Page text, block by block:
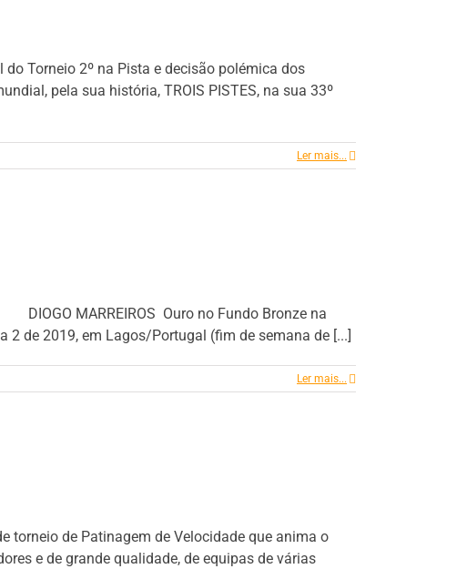
do Torneio 2º na Pista e decisão polémica dos
pela sua história, TROIS PISTES, na sua 33º
Ler mais...
MARREIROS Ouro no Fundo Bronze na
2 de 2019, em Lagos/Portugal (fim de semana de [...]
Ler mais...
torneio de Patinagem de Velocidade que anima o
e de grande qualidade, de equipas de várias